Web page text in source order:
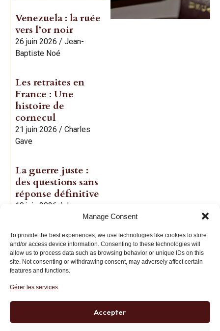
Manage Consent
To provide the best experiences, we use technologies like cookies to store
and/or access device information. Consenting to these technologies will
allow us to process data such as browsing behavior or unique IDs on this
site. Not consenting or withdrawing consent, may adversely affect certain
features and functions.
Gérer les services
Accepter
Venezuela : la ruée
vers l’or noir
26 juin 2026 / Jean-
Baptiste Noé
Les retraites en
France : Une
histoire de
cornecul
21 juin 2026 / Charles
Gave
La guerre juste :
des questions sans
réponse définitive
19 juin 2026 / Jean-
Institut des Libertés
+33 (0)1 71 20 45 39